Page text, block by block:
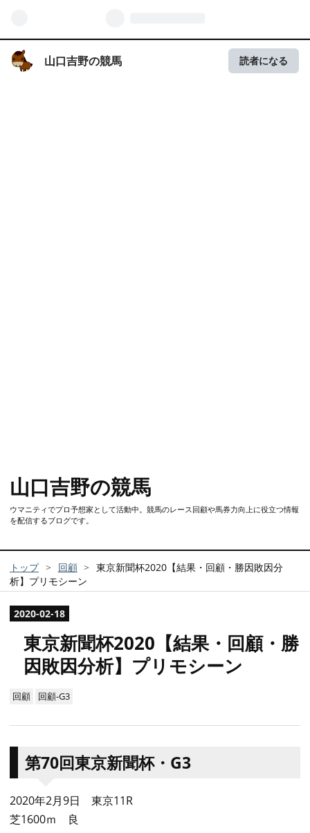
山口吉野の競馬 読者になる
山口吉野の競馬
ウマニティでプロ予想家として活動中。競馬のレース回顧や馬券力向上に役立つ情報
を配信するブログです。
トップ > 回顧 > 東京新聞杯2020【結果・回顧・勝因敗因分
析】プリモシーン
2020-02-18
東京新聞杯2020【結果・回顧・勝
因敗因分析】プリモシーン
回顧 回顧-G3
第70回東京新聞杯・G3
2020年2月9日 東京11R
芝1600ｍ 良